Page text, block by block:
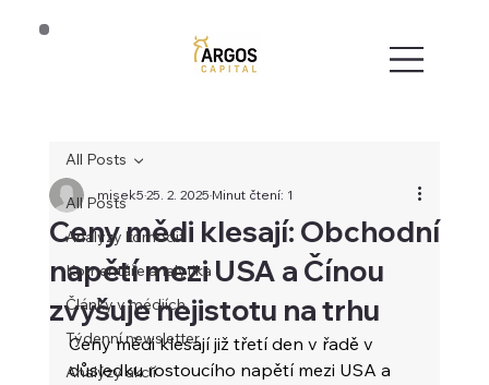
All Posts
Analýzy komodit
Komentáře analytika
Články v médiích
Týdenní newsletter
Analýzy akcií
All Posts
Ceny mědi klesají: Obchodní
napětí mezi USA a Čínou
zvyšuje nejistotu na trhu
misek525. 2. 2025Minut čtení: 1
Ceny mědi klesají již třetí den v řadě v
důsledku rostoucího napětí mezi USA a